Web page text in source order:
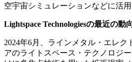
空宇宙シミュレーションなどに活用
Lightspace Technologiesの最近の動
2024年6月、ラインメタル・エレ
アのライトスペース・テクノロジ